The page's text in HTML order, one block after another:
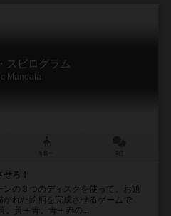
スピログラム
Mandala
ろ！
の３つのディスクを使って、お題
れた絵柄を完成させるゲームで
黃＋青、青＋赤の...